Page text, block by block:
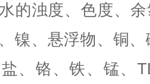
的浊度、色度、
镍、悬浮物、铜
、铬、铁、锰、